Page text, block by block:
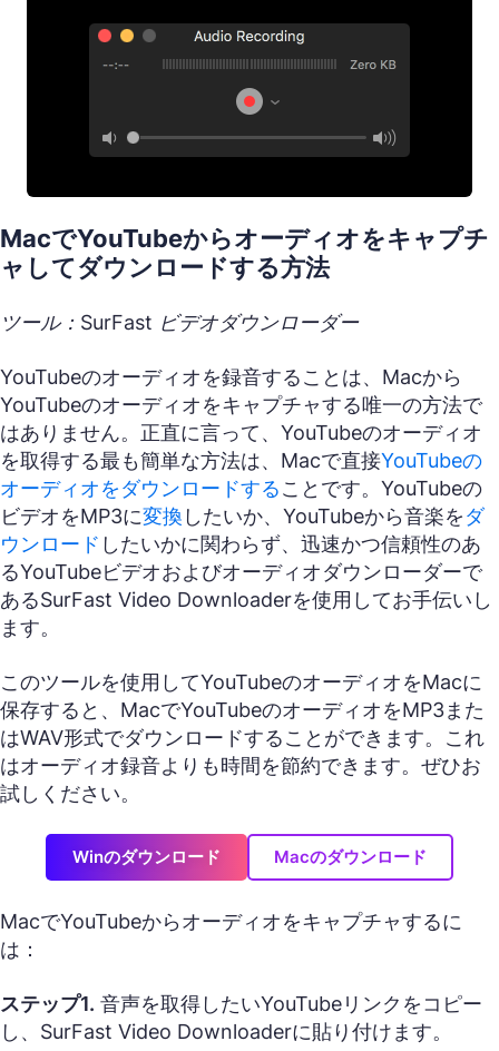
MacでYouTubeからオーディオをキャプチ
ャしてダウンロードする方法
ツール：SurFast ビデオダウンローダー
YouTubeのオーディオを録音することは、Macから
YouTubeのオーディオをキャプチャする唯一の方法で
はありません。正直に言って、YouTubeのオーディオ
を取得する最も簡単な方法は、Macで直接YouTubeの
オーディオをダウンロードすることです。YouTubeの
ビデオをMP3に変換 したいか、YouTubeから音楽をダ
ウンロード したいかに関わらず、迅速かつ信頼性のあ
るYouTubeビデオおよびオーディオダウンローダーで
あるSurFast Video Downloaderを使用してお手伝いし
ます。
このツールを使用してYouTubeのオーディオをMacに
保存すると、MacでYouTubeのオーディオをMP3また
はWAV形式でダウンロードすることができます。これ
はオーディオ録音よりも時間を節約できます。ぜひお
試しください。
Winのダウンロード Macのダウンロード
MacでYouTubeからオーディオをキャプチャするに
は：
ステップ1. 音声を取得したいYouTubeリンクをコピー
し、SurFast Video Downloaderに貼り付けます。